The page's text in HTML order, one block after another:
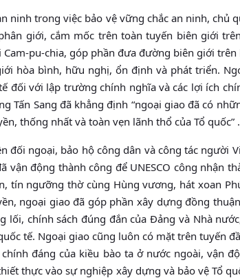
ninh trong việc bảo vệ vững chắc an ninh, chủ
giới, cắm mốc trên toàn tuyến biên giới
pu-chia, góp phần đưa đường biên giới
hòa bình, hữu nghị, ổn định và phát triển.
đối với lập trường chính nghĩa và các lợi ích
Tấn Sang đã khẳng định “ngoại giao đã có
thống nhất và toàn vẹn lãnh thổ của Tổ quốc” .
ngoại, bảo hộ công dân và công tác người
động thành công để UNESCO công nhận
tín ngưỡng thờ cùng Hùng vương, hát xoan
ngoại giao đã góp phần xây dựng đồng
chính sách đúng đắn của Đảng và Nhà
tế. Ngoại giao cũng luôn có mặt trên tuyến
đáng của kiều bào ta ở nước ngoài, vận
thực vào sự nghiệp xây dựng và bảo vệ Tổ